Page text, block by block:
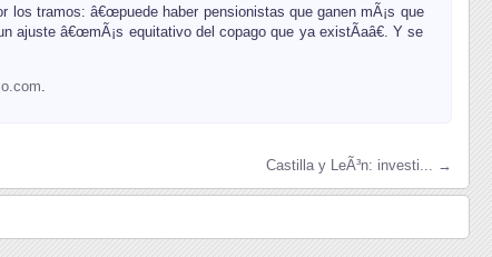
tramos: â€œpuede haber pensionistas que ganen mÃ¡s que
ajuste â€œmÃ¡s equitativo del copago que ya existÃ­aâ€. Y se
.
Castilla y LeÃ³n: investi... →